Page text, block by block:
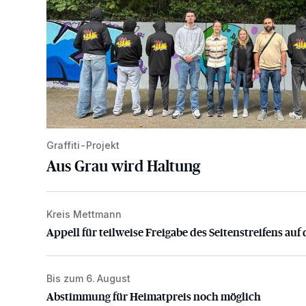
Graffiti-Projekt
Aus Grau wird Haltung
Appell für teilweise Freigabe des Seitenstreifens auf
Kreis Mettmann
Appell für teilweise Freigabe des Seitenstreifens auf
Abstimmung für Heimatpreis noch möglich
Bis zum 6. August
Abstimmung für Heimatpreis noch möglich